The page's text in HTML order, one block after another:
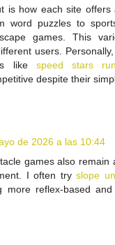
is how each site
word puzzles to
games. This
users.
like speed stars
despite their
de 2026 a las 10:44
games also remain
I often tryslope
more reflex-based